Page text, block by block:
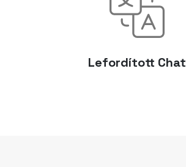
Lefordított Chat